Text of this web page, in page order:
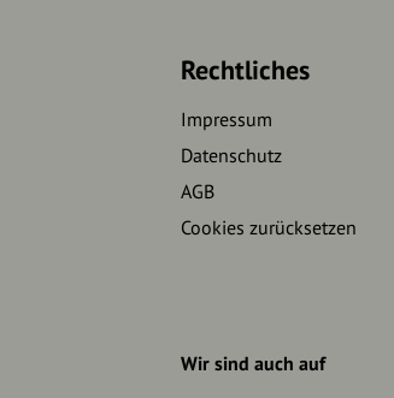
Rechtliches
Impressum
Datenschutz
AGB
Cookies zurücksetzen
Wir sind auch auf